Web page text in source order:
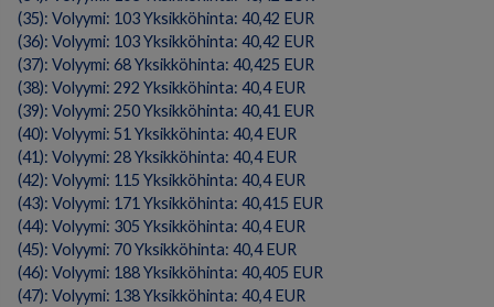
(35): Volyymi: 103 Yksikköhinta: 40,42 EUR
(36): Volyymi: 103 Yksikköhinta: 40,42 EUR
(37): Volyymi: 68 Yksikköhinta: 40,425 EUR
(38): Volyymi: 292 Yksikköhinta: 40,4 EUR
(39): Volyymi: 250 Yksikköhinta: 40,41 EUR
(40): Volyymi: 51 Yksikköhinta: 40,4 EUR
(41): Volyymi: 28 Yksikköhinta: 40,4 EUR
(42): Volyymi: 115 Yksikköhinta: 40,4 EUR
(43): Volyymi: 171 Yksikköhinta: 40,415 EUR
(44): Volyymi: 305 Yksikköhinta: 40,4 EUR
(45): Volyymi: 70 Yksikköhinta: 40,4 EUR
(46): Volyymi: 188 Yksikköhinta: 40,405 EUR
(47): Volyymi: 138 Yksikköhinta: 40,4 EUR